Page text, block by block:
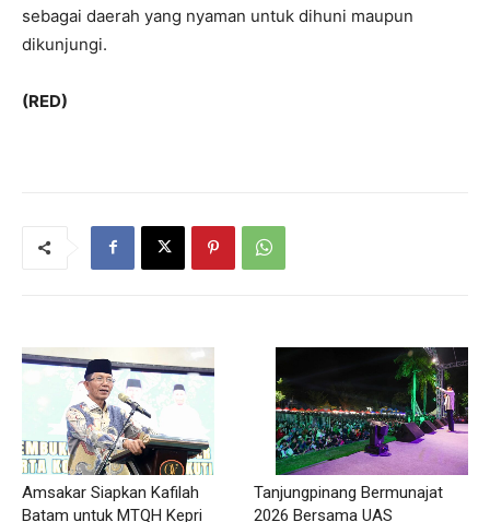
sebagai daerah yang nyaman untuk dihuni maupun
dikunjungi.
(RED)
Amsakar Siapkan Kafilah
Batam untuk MTQH Kepri
Tanjungpinang Bermunajat
2026 Bersama UAS